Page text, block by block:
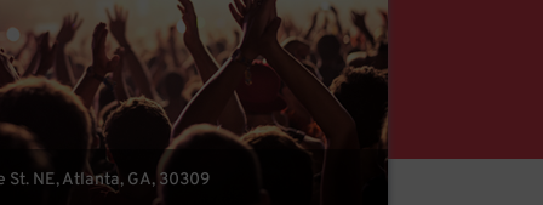
St. NE, Atlanta, GA, 30309